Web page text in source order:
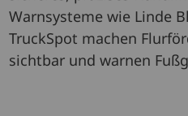
Warnsysteme wie Linde
TruckSpot machen
sichtbar und warnen